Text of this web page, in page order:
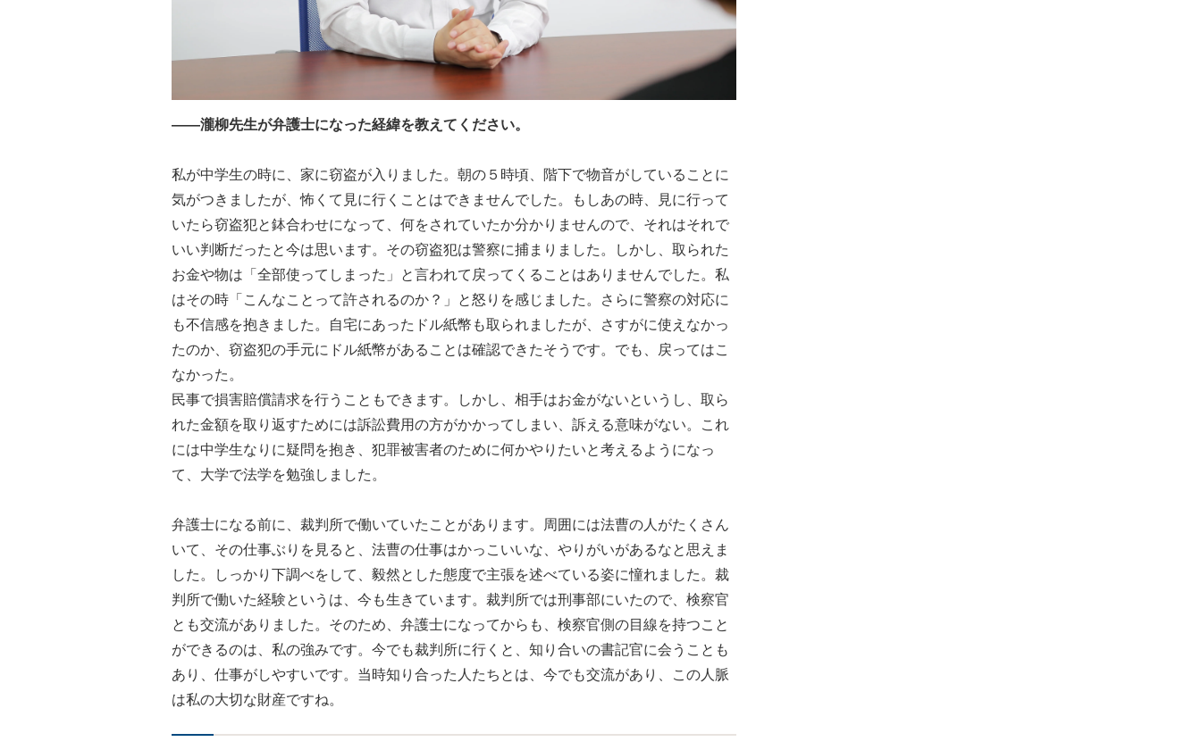
――瀧柳先生が弁護士になった経緯を教えてください。
私が中学生の時に、家に窃盗が入りました。朝の５時頃、階下で物音がしていることに
気がつきましたが、怖くて見に行くことはできませんでした。もしあの時、見に行って
いたら窃盗犯と鉢合わせになって、何をされていたか分かりませんので、それはそれで
いい判断だったと今は思います。その窃盗犯は警察に捕まりました。しかし、取られた
お金や物は「全部使ってしまった」と言われて戻ってくることはありませんでした。私
はその時「こんなことって許されるのか？」と怒りを感じました。さらに警察の対応に
も不信感を抱きました。自宅にあったドル紙幣も取られましたが、さすがに使えなかっ
たのか、窃盗犯の手元にドル紙幣があることは確認できたそうです。でも、戻ってはこ
なかった。
民事で損害賠償請求を行うこともできます。しかし、相手はお金がないというし、取ら
れた金額を取り返すためには訴訟費用の方がかかってしまい、訴える意味がない。これ
には中学生なりに疑問を抱き、犯罪被害者のために何かやりたいと考えるようになっ
て、大学で法学を勉強しました。
弁護士になる前に、裁判所で働いていたことがあります。周囲には法曹の人がたくさん
いて、その仕事ぶりを見ると、法曹の仕事はかっこいいな、やりがいがあるなと思えま
した。しっかり下調べをして、毅然とした態度で主張を述べている姿に憧れました。裁
判所で働いた経験というは、今も生きています。裁判所では刑事部にいたので、検察官
とも交流がありました。そのため、弁護士になってからも、検察官側の目線を持つこと
ができるのは、私の強みです。今でも裁判所に行くと、知り合いの書記官に会うことも
あり、仕事がしやすいです。当時知り合った人たちとは、今でも交流があり、この人脈
は私の大切な財産ですね。